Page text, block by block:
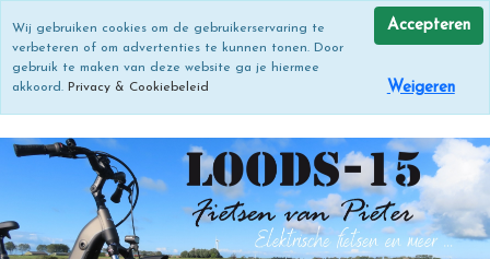
Wij gebruiken cookies om de gebruikerservaring te
verbeteren of om advertenties te kunnen tonen. Door
gebruik te maken van deze website ga je hiermee
akkoord. Privacy & Cookiebeleid
Accepteren
Weigeren